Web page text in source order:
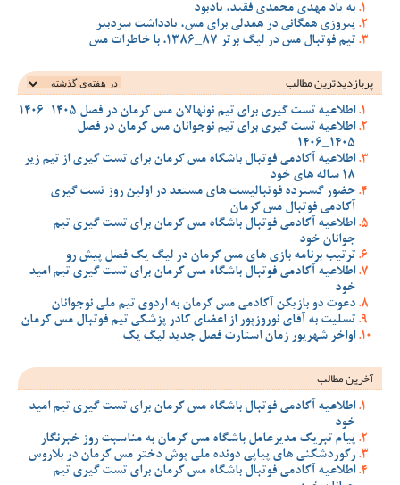
به یاد مهدی محمدی فقید، یادبود
پیروزی همگانی در همدلی برای مس، یادداشت سردبیر
تیم فوتبال مس در لیگ برتر 87_1386، با خاطرات مس
پربازدیدترین‌ مطالب
اطلاعیه تست گیری برای تیم نونهالان مس کرمان در فصل 1405-1406
اطلاعیه تست گیری برای تیم نوجوانان مس کرمان در فصل
1405_1406
اطلاعیه آکادمی فوتبال باشگاه مس کرمان برای تست گیری از تیم زیر
18 ساله های خود
حضور گسترده فوتبالیست های مستعد در اولین روز تست گیری
آکادمی فوتبال مس کرمان
اطلاعیه آکادمی فوتبال باشگاه مس کرمان برای تست گیری تیم
جوانان خود
ترتیب برنامه بازی های مس کرمان در لیگ یک فصل پیش رو
اطلاعیه آکادمی فوتبال باشگاه مس کرمان برای تست گیری تیم امید
خود
دعوت دو بازیکن آکادمی مس کرمان به اردوی تیم ملی نوجوانان
تسلیت به آقای نوروزپور از اعضای کادر پزشکی تیم فوتبال مس کرمان
اواخر شهریور زمان استارت فصل جدید لیگ یک
آخرین مطالب
اطلاعیه آکادمی فوتبال باشگاه مس کرمان برای تست گیری تیم امید
خود
پیام تبریک مدیرعامل باشگاه مس کرمان به مناسبت روز خبرنگار
رکوردشکنی های پیاپی دونده ملی پوش دختر مس کرمان در بلاروس
اطلاعیه آکادمی فوتبال باشگاه مس کرمان برای تست گیری تیم